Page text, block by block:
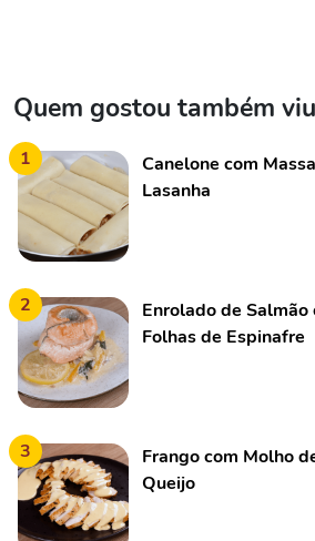
Quem gostou também
1
Canelone com
Lasanha
2
Enrolado de Salmão
Folhas de Espinafre
3
Frango com Molho
Queijo